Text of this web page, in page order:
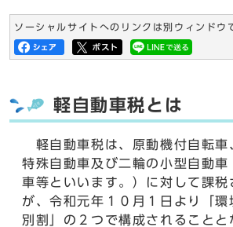
ソーシャルサイトへのリンクは別ウィンドウ
軽自動車税とは
軽自動車税は、原動機付自転車
特殊自動車及び二輪の小型自動車
車等といいます。）に対して課税
が、令和元年１０月１日より「環
別割」の２つで構成されることと